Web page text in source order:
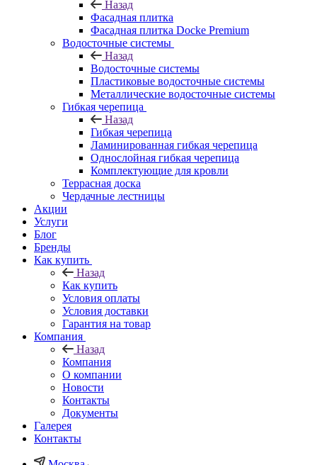
Назад
Фасадная плитка
Фасадная плитка Docke Premium
Водосточные системы
Назад
Водосточные системы
Пластиковые водосточные системы
Металлические водосточные системы
Гибкая черепица
Назад
Гибкая черепица
Ламинированная гибкая черепица
Однослойная гибкая черепица
Комплектующие для кровли
Террасная доска
Чердачные лестницы
Акции
Услуги
Блог
Бренды
Как купить
Назад
Как купить
Условия оплаты
Условия доставки
Гарантия на товар
Компания
Назад
Компания
О компании
Новости
Контакты
Документы
Галерея
Контакты